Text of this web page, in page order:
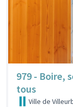
979 - Boire,
tous
Ville de